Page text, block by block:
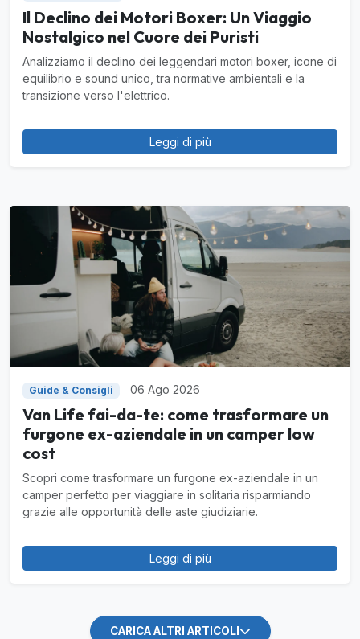
Il Declino dei Motori Boxer: Un Viaggio
Nostalgico nel Cuore dei Puristi
Analizziamo il declino dei leggendari motori boxer, icone di
equilibrio e sound unico, tra normative ambientali e la
transizione verso l'elettrico.
Leggi di più
Guide & Consigli 06 Ago 2026
Van Life fai-da-te: come trasformare un
furgone ex-aziendale in un camper low
cost
Scopri come trasformare un furgone ex-aziendale in un
camper perfetto per viaggiare in solitaria risparmiando
grazie alle opportunità delle aste giudiziarie.
Leggi di più
CARICA ALTRI ARTICOLI